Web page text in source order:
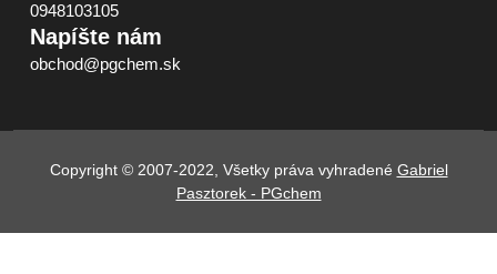
0948103105
Napíšte nám
obchod@pgchem.sk
Copyright © 2007-2022, Všetky práva vyhradené Gabriel
Pasztorek - PGchem